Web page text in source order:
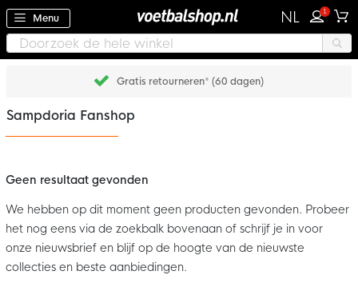
Menu NL 1
Gratis retourneren* (60 dagen)
Sampdoria Fanshop
Geen resultaat gevonden
We hebben op dit moment geen producten gevonden. Probeer
het nog eens via de zoekbalk bovenaan of schrijf je in voor
onze nieuwsbrief en blijf op de hoogte van de nieuwste
collecties en beste aanbiedingen.